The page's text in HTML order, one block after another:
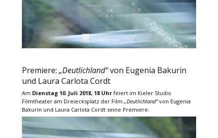
Premiere: „Deutlichland“von Eugenia Bakurin
und Laura Carlota Cordt
Am Dienstag 10. Juli 2018, 18 Uhrfeiert im Kieler Studio
Filmtheater am Dreiecksplatz der Film „Deutlichland“von Eugenia
Bakurin und Laura Carlota Cordt seine Premiere.